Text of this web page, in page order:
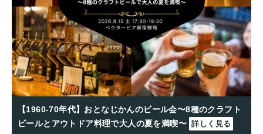
【1960-70年代】おとなじかんのビール会〜8種のクラフト
ビールとアウトドア料理で大人の夏を満喫〜 詳しく見る